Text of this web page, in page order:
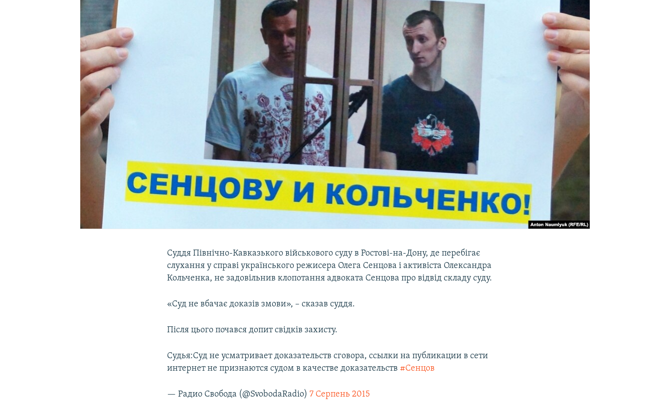
УКРАЇНСЬКА ПРОБЛЕМА КРИМУ
Суддя Північно-Кавказького військового суду в Ростові-на-Дону, де перебігає
слухання у справі українського режисера Олега Сенцова і активіста Олександра
Кольченка, не задовільнив клопотання адвоката Сенцова​ ​про відвід складу суду.
«Суд не вбачає доказів змови», – сказав суддя.
Після цього почався допит свідків захисту.
Судья:Суд не усматривает доказательств сговора, ссылки на публикации в сети
интернет не признаются судом в качестве доказательств #Сенцов
— Радио Свобода (@SvobodaRadio)7 Серпень 2015